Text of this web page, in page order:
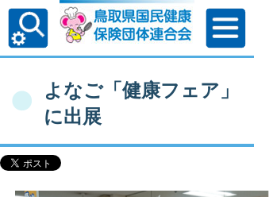
よなご「健康フェア」
に出展